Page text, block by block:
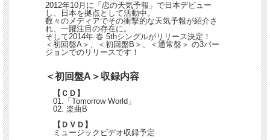
2012年10月に「恋の天気予報」で日本デビュー
し、日本を拠点として活動中。
数々のメディアでその衝撃的な天気予報が紹介さ
れ、一躍注目の存在に。
そして2014年 春 5thシングルがリリース決定！
＜初回盤A＞、＜初回盤B＞、＜通常盤＞ の3バー
ジョンでのリリースです！
＜初回盤A＞収録内容
【ＣＤ】
01.「Tomorrow World」
02. 楽曲B
【ＤＶＤ】
ミュージックビデオ収録予定